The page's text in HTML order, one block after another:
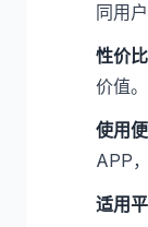
同用
性价
价值。
使用
APP
适用